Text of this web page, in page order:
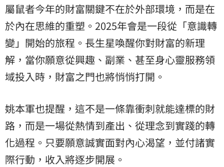
屬鼠者今年的財富關鍵不在於外部環境，而是在
於內在思維的重塑。2025年會是一段從「意識轉
變」開始的旅程。長生星喚醒你對財富的新理
解，當你願意從興趣、副業、甚至身心靈服務領
域投入時，財富之門也將悄悄打開。
姚本軍也提醒，這不是一條靠衝刺就能達標的財
路，而是一場從熱情到產出、從理念到實踐的轉
化過程。只要願意誠實面對內心渴望，並付諸實
際行動，收入將逐步開展。